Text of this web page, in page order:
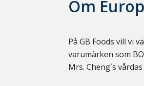
Om
På GB Foods vill vi
varumärken som
Mrs. Cheng´s